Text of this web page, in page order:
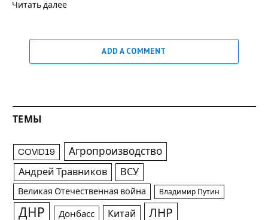
Читать далее
ADD A COMMENT
ТЕМЫ
COVID19 Агропроизводство
Андрей Травников ВСУ
Великая Отечественная война Владимир Путин
ДНР Донбасс Китай ЛНР